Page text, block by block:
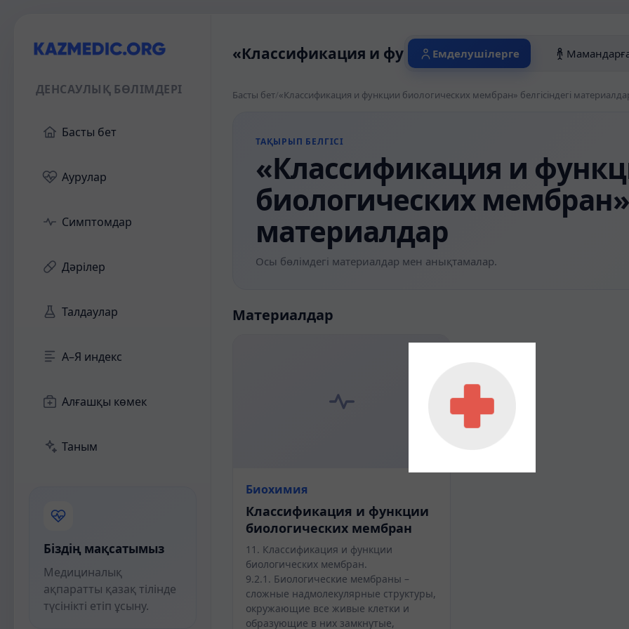
ДЕНСАУЛЫҚ БӨЛІМДЕРІ
Басты бет
Аурулар
Симптомдар
Дәрілер
Талдаулар
А–Я индекс
Алғашқы көмек
Таным
Біздің мақсатымыз
Медициналық
ақпаратты қазақ тілінде
түсінікті етіп ұсыну.
«Классификация и функции биологических
Емделушілерге
Басты бет/«Классификация и функции биологических мембран» белгісіндегі
ТАҚЫРЫП БЕЛГІСІ
«Классификация и
биологических мембран»
материалдар
Осы бөлімдегі материалдар мен анықтамалар.
Материалдар
Биохимия
Классификация и функции
биологических мембран
11. Классификация и функции
биологических мембран.
9.2.1. Биологические мембраны –
сложные надмолекулярные структуры,
окружающие все живые клетки и
образующие в них замкнутые,